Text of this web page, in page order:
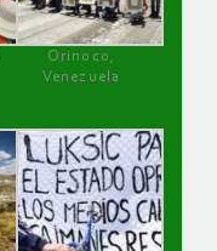
Orinoco,
Venezuela